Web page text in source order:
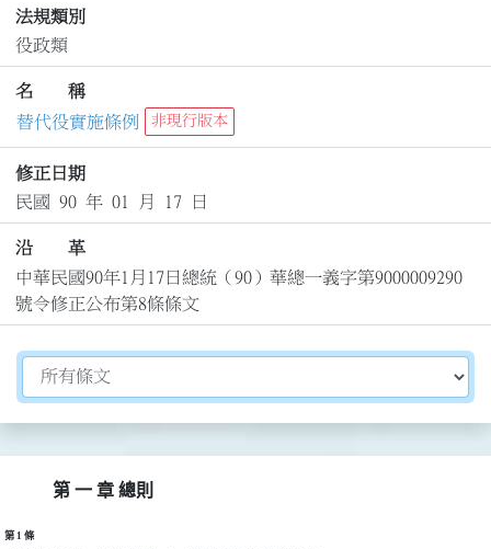
法規類別
役政類
名 稱
替代役實施條例
非現行版本
修正日期
民國 90 年 01 月 17 日
沿 革
中華民國90年1月17日總統（90）華總一義字第9000009290
號令修正公布第8條條文
切換選擇法規資訊內容
第 一 章 總則
第 1 條